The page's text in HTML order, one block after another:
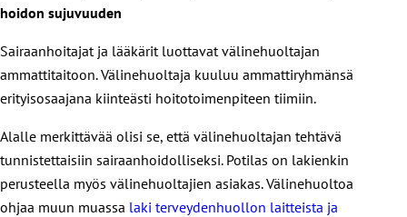
hoidon sujuvuuden
Sairaanhoitajat ja lääkärit luottavat välinehuoltajan
ammattitaitoon. Välinehuoltaja kuuluu ammattiryhmänsä
erityisosaajana kiinteästi hoitotoimenpiteen tiimiin.
Alalle merkittävää olisi se, että välinehuoltajan tehtävä
tunnistettaisiin sairaanhoidolliseksi. Potilas on lakienkin
perusteella myös välinehuoltajien asiakas. Välinehuoltoa
ohjaa muun muassa laki terveydenhuollon laitteista ja